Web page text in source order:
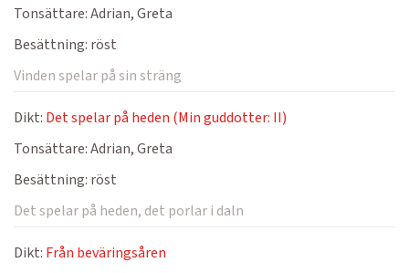
Tonsättare:Adrian, Greta
Besättning: röst
Vinden spelar på sin sträng
Dikt: Det spelar på heden (Min guddotter: II)
Tonsättare:Adrian, Greta
Besättning: röst
Det spelar på heden, det porlar i daln
Dikt: Från beväringsåren